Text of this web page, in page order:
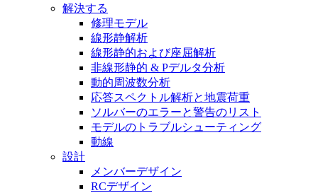
解決する
修理モデル
線形静解析
線形静的および座屈解析
非線形静的 & Pデルタ分析
動的周波数分析
応答スペクトル解析と地震荷重
ソルバーのエラーと警告のリスト
モデルのトラブルシューティング
動線
設計
メンバーデザイン
RCデザイン